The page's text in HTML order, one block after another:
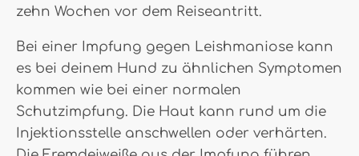
zehn Wochen vor dem Reiseantritt.
Bei einer Impfung gegen Leishmaniose kann
es bei deinem Hund zu ähnlichen Symptomen
kommen wie bei einer normalen
Schutzimpfung. Die Haut kann rund um die
Injektionsstelle anschwellen oder verhärten.